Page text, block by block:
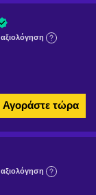
αξιολόγηση
Αγοράστε τώρα
αξιολόγηση